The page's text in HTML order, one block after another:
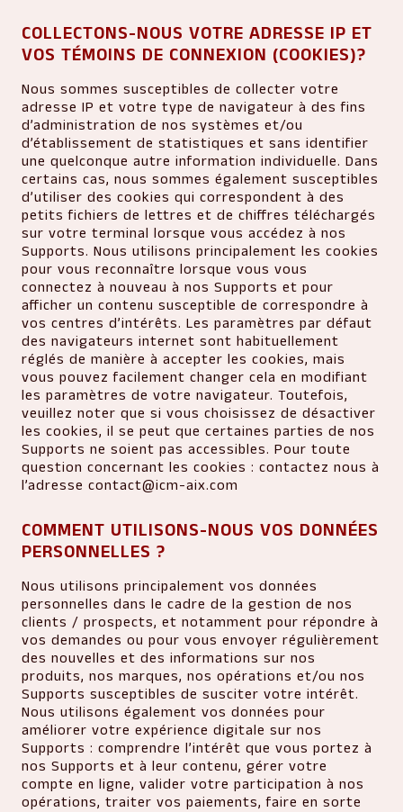
COLLECTONS-NOUS VOTRE ADRESSE IP ET
VOS TÉMOINS DE CONNEXION (COOKIES)?
Nous sommes susceptibles de collecter votre
adresse IP et votre type de navigateur à des fins
d’administration de nos systèmes et/ou
d’établissement de statistiques et sans identifier
une quelconque autre information individuelle. Dans
certains cas, nous sommes également susceptibles
d’utiliser des cookies qui correspondent à des
petits fichiers de lettres et de chiffres téléchargés
sur votre terminal lorsque vous accédez à nos
Supports. Nous utilisons principalement les cookies
pour vous reconnaître lorsque vous vous
connectez à nouveau à nos Supports et pour
afficher un contenu susceptible de correspondre à
vos centres d’intérêts. Les paramètres par défaut
des navigateurs internet sont habituellement
réglés de manière à accepter les cookies, mais
vous pouvez facilement changer cela en modifiant
les paramètres de votre navigateur. Toutefois,
veuillez noter que si vous choisissez de désactiver
les cookies, il se peut que certaines parties de nos
Supports ne soient pas accessibles. Pour toute
question concernant les cookies : contactez nous à
l’adresse contact@icm-aix.com
COMMENT UTILISONS-NOUS VOS DONNÉES
PERSONNELLES ?
Nous utilisons principalement vos données
personnelles dans le cadre de la gestion de nos
clients / prospects, et notamment pour répondre à
vos demandes ou pour vous envoyer régulièrement
des nouvelles et des informations sur nos
produits, nos marques, nos opérations et/ou nos
Supports susceptibles de susciter votre intérêt.
Nous utilisons également vos données pour
améliorer votre expérience digitale sur nos
Supports : comprendre l’intérêt que vous portez à
nos Supports et à leur contenu, gérer votre
compte en ligne, valider votre participation à nos
opérations, traiter vos paiements, faire en sorte